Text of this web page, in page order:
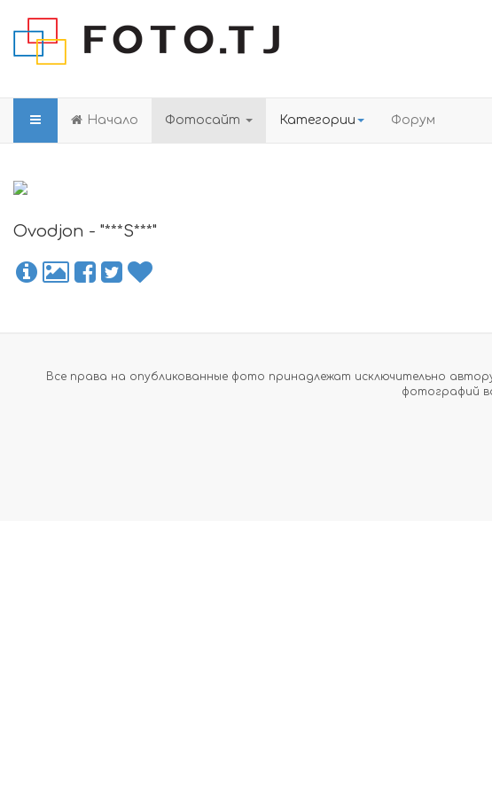
Начало Фотосайт Категории Форум
Ovodjon - "***S***"
Все права на опубликованные фото принадлежат исключительно
фотографий